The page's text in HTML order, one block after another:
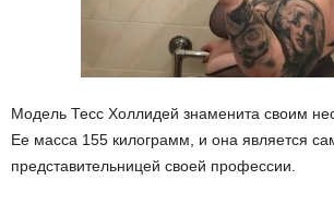
Модель Тесс Холлидей знаменита своим
Ее масса 155 килограмм, и она является
представительницей своей профессии.